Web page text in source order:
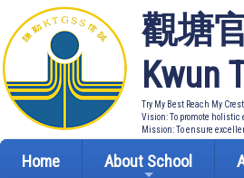
觀塘
Kwun
Try My Best Reach My Crest
Vision: To promote
Mission: To ensure
Home About School